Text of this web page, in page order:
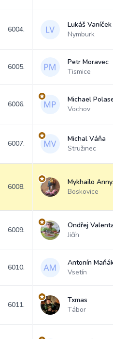
6004.
Lukáš Vaníček
Nymburk
6005.
Petr Moravec
Tismice
6006.
Michael
Vochov
6007.
Michal Váňa
Stružinec
6008.
Mykhailo
Boskovice
6009.
Ondřej
Jičín
6010.
Antonín
Vsetín
6011.
Txmas
Tábor